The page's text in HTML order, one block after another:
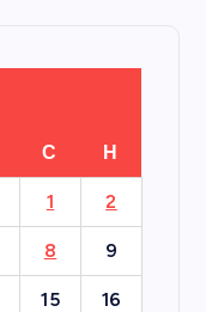
С Н
1 2
8 9
15 16